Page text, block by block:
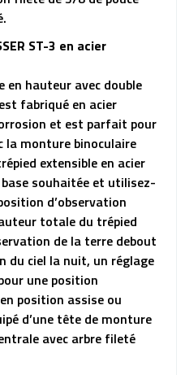
ST-3 en acier
en hauteur avec double
fabriqué en acier
et est parfait pour
la monture binoculaire
extensible en acier
souhaitée et utilisez-
d’observation
totale du trépied
de la terre debout
du ciel la nuit, un réglage
une position
position assise ou
d’une tête de monture
avec arbre fileté